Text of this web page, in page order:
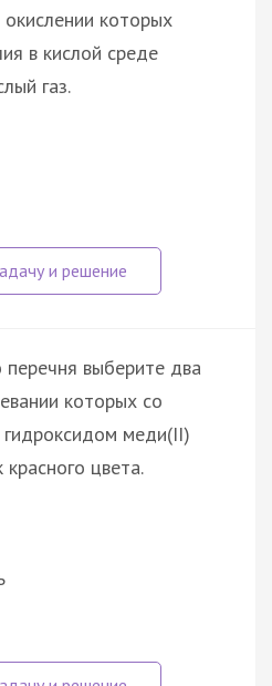
которых
в кислой среде
газ.
выберите два
которых со
меди(II)
цвета.